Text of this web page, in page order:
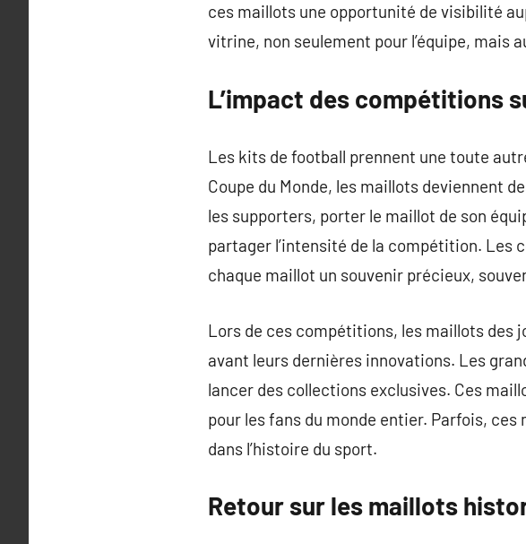
ces maillots une opportunité de visibilité
vitrine, non seulement pour l’équipe, mais
L’impact des compétitions
Les kits de football prennent une toute
Coupe du Monde, les maillots deviennent
les supporters, porter le maillot de son
partager l’intensité de la compétition. Les
chaque maillot un souvenir précieux,
Lors de ces compétitions, les maillots des
avant leurs dernières innovations. Les
lancer des collections exclusives. Ces
pour les fans du monde entier. Parfois,
dans l’histoire du sport.
Retour sur les maillots